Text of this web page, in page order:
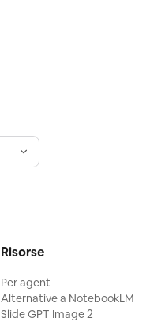
Risorse
Per agent
Alternative a NotebookLM
Slide GPT Image 2